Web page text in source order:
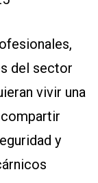
del sector
vivir una
y